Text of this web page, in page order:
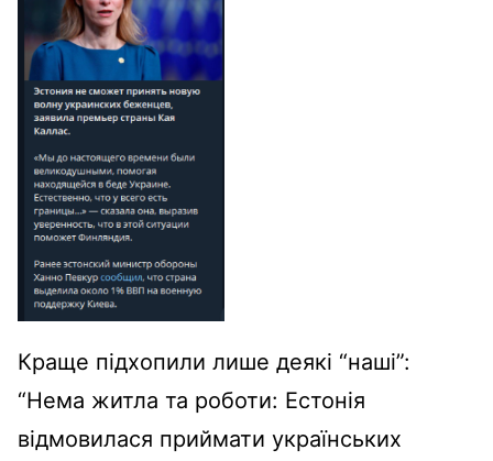
Краще підхопили лише деякі “наші”:
“Нема житла та роботи: Естонія
відмовилася приймати українських